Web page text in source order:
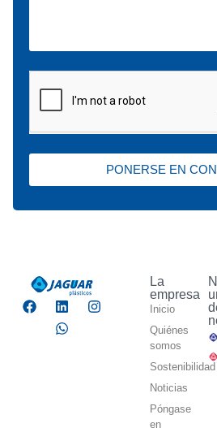
PONERSE EN
La
empresa
Inicio
Quiénes
somos
Sostenibilidad
Noticias
Póngase
en